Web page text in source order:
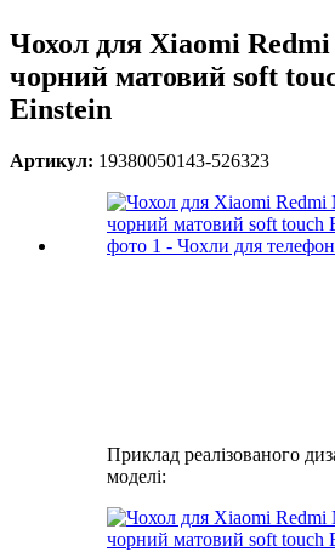
Чохол для Xiaomi
чорний матовий soft
Einstein
Артикул: 19380050143-526323
Приклад реалізованого
моделі: